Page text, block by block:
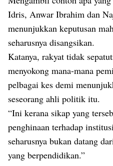
Idris, Anwar Ibrahim dan
menunjukkan keputusan
seharusnya disangsikan.
Katanya, rakyat tidak
menyokong mana-mana
pelbagai kes demi
seseorang ahli politik itu.
“Ini kerana sikap yang
penghinaan terhadap
seharusnya bukan datang
yang berpendidikan.”